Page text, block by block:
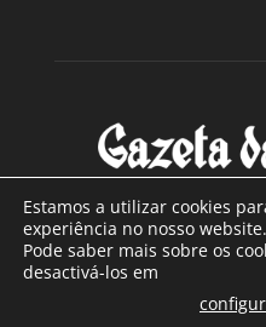
Com sede nas Caldas da
Estamos a utilizar cookies
experiência no nosso website.
Pode saber mais sobre os
desactivá-los em